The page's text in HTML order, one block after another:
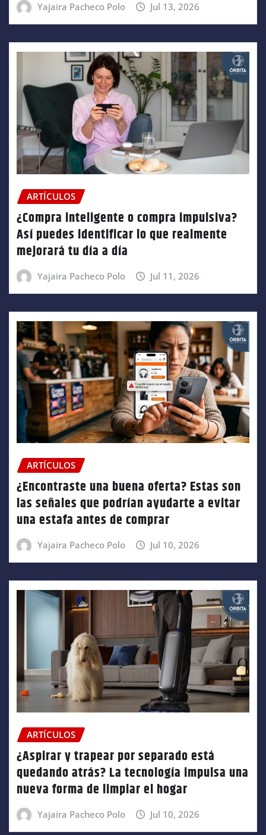
Yajaira Pacheco Polo Jul 13, 2026
ARTÍCULOS
¿Compra inteligente o compra impulsiva?
Así puedes identificar lo que realmente
mejorará tu día a día
Yajaira Pacheco Polo Jul 11, 2026
ARTÍCULOS
¿Encontraste una buena oferta? Estas son
las señales que podrían ayudarte a evitar
una estafa antes de comprar
Yajaira Pacheco Polo Jul 10, 2026
ARTÍCULOS
¿Aspirar y trapear por separado está
quedando atrás? La tecnología impulsa una
nueva forma de limpiar el hogar
Yajaira Pacheco Polo Jul 10, 2026